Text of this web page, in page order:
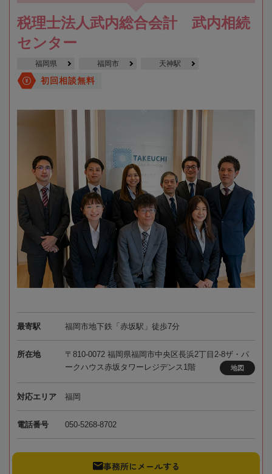
税理士法人武内総合会計 武内相続
センター
福岡県 福岡市 天神駅
初回相談無料
最寄駅 福岡市地下鉄「赤坂駅」徒歩7分
所在地
〒810-0072 福岡県福岡市中央区長浜2丁目2-8ザ・パ
ークハウス赤坂タワーレジデンス1階
地図
対応エリア 福岡
電話番号 050-5268-8702
事務所にメールする